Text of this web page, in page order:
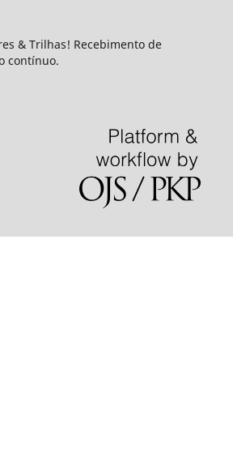
& Trilhas! Recebimento de
contínuo.